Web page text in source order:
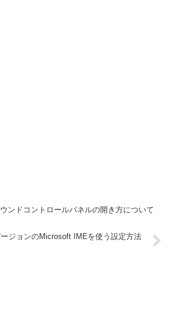
ンドコントロールパネルの開き方について
ジョンのMicrosoft IMEを使う設定方法